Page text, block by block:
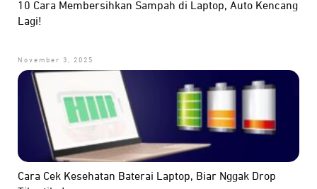
10 Cara Membersihkan Sampah di Laptop, Auto Kencang
Lagi!
November 3, 2025
Cara Cek Kesehatan Baterai Laptop, Biar Nggak Drop